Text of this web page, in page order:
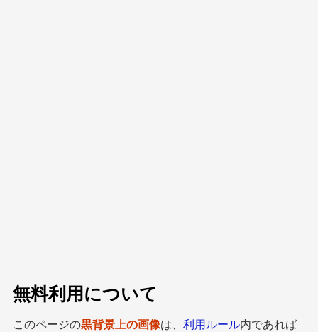
無料利用について
このページの黒背景上の画像は、 利用ルール内であれば